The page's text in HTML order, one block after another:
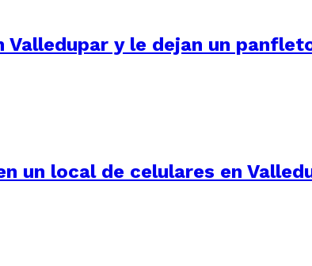
Valledupar y le dejan un
un local de celulares en